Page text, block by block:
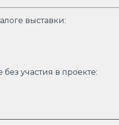
выставки:
участия в проекте: